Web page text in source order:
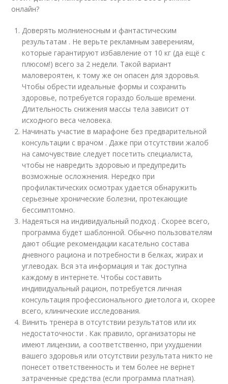
онлайн?
Доверять молниеносным и фантастическим
результатам . Не верьте рекламным заверениям,
которые гарантируют избавление от 10 кг (да ещё с
плюсом!) всего за 2 недели. Такой вариант
маловероятен, к тому же он опасен для здоровья.
Чтобы обрести идеальные формы и сохранить
здоровье, потребуется гораздо больше времени.
Длительность снижения массы тела зависит от
исходного веса человека.
Начинать участие в марафоне без предварительной
консультации с врачом . Даже при отсутствии жалоб
на самочувствие следует посетить специалиста,
чтобы не навредить здоровью и предупредить
возможные осложнения. Нередко при
профилактических осмотрах удается обнаружить
серьезные хронические болезни, протекающие
бессимптомно.
Надеяться на индивидуальный подход . Скорее всего,
программа будет шаблонной. Обычно пользователям
дают общие рекомендации касательно состава
дневного рациона и потребности в белках, жирах и
углеводах. Вся эта информация и так доступна
каждому в интернете. Чтобы составить
индивидуальный рацион, потребуется личная
консультация профессионального диетолога и, скорее
всего, клинические исследования.
Винить тренера в отсутствии результатов или их
недостаточности . Как правило, организаторы не
имеют лицензии, а соответственно, при ухудшении
вашего здоровья или отсутствии результата никто не
понесет ответственность и тем более не вернет
затраченные средства (если программа платная).